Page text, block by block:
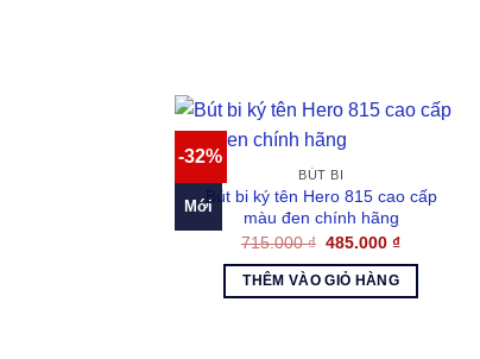
-32%
Mới
BÚT BI
Bút bi ký tên Hero 815 cao cấp
màu đen chính hãng
715.000₫ Giá
là:
715.000 ₫.
485.000₫Giá
THÊM VÀO GIỎ HÀNG